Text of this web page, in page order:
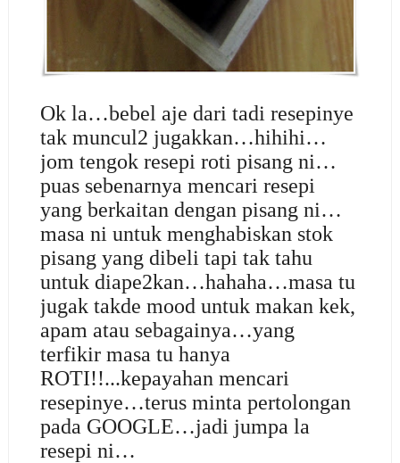
Ok la…bebel aje dari tadi resepinye
tak muncul2 jugakkan…hihihi…
jom tengok resepi roti pisang ni…
puas sebenarnya mencari resepi
yang berkaitan dengan pisang ni…
masa ni untuk menghabiskan stok
pisang yang dibeli tapi tak tahu
untuk diape2kan…hahaha…masa tu
jugak takde mood untuk makan kek,
apam atau sebagainya…yang
terfikir masa tu hanya
ROTI!!...kepayahan mencari
resepinye…terus minta pertolongan
pada GOOGLE…jadi jumpa la
resepi ni…